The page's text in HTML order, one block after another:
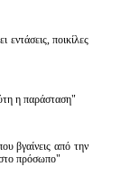
εντάσεις, ποικίλες
η παράσταση"
βγαίνεις από την
στο πρόσωπο"